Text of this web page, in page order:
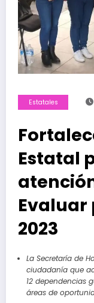
Estatales
Estatal
Evaluar
2023
La Secretaría de
ciudadanía que
12 dependencias
áreas de